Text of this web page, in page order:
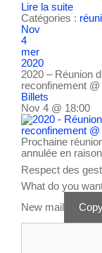
Lire la suite
Catégories :
Nov
4
mer
2020
2020 – Réunion
reconfinement
Billets
Nov 4 @ 18:00
Prochaine
annulée en
Respect des
What do you
New mail